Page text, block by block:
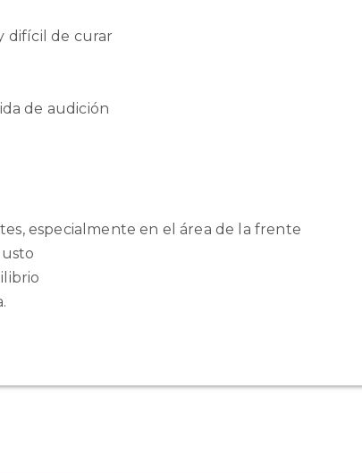
difícil de curar
de audición
especialmente en el área de la frente